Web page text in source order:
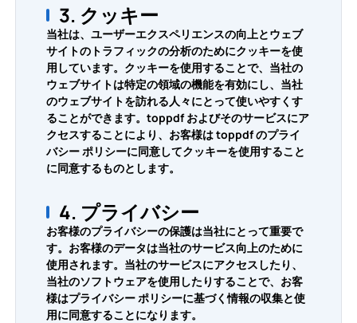
3. クッキー
当社は、ユーザーエクスペリエンスの向上とウェブ
サイトのトラフィックの分析のためにクッキーを使
用しています。クッキーを使用することで、当社の
ウェブサイトは特定の領域の機能を有効にし、当社
のウェブサイトを訪れる人々にとって使いやすくす
ることができます。toppdf およびそのサービスにア
クセスすることにより、お客様は toppdf のプライ
バシー ポリシーに同意してクッキーを使用すること
に同意するものとします。
4. プライバシー
お客様のプライバシーの保護は当社にとって重要で
す。お客様のデータは当社のサービス向上のために
使用されます。当社のサービスにアクセスしたり、
当社のソフトウェアを使用したりすることで、お客
様はプライバシー ポリシーに基づく情報の収集と使
用に同意することになります。